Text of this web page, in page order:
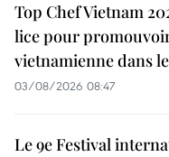
Top Chef Vietnam
lice pour
vietnamienne dans
03/08/2026 08:47
Le 9e Festival